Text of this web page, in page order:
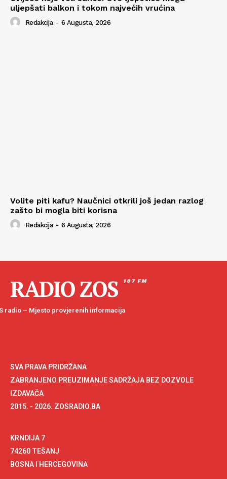
uljepšati balkon i tokom najvećih vrućina
Redakcija - 6 Augusta, 2026
Volite piti kafu? Naučnici otkrili još jedan razlog
zašto bi mogla biti korisna
Redakcija - 6 Augusta, 2026
RADIO ZOS 107 FM
radio – Mjesto provjerenih informacija
SVA PRAVA PRIDRŽANA
ZABRANJENO PREUZIMANJE SADRŽAJA BEZ DOZVOLE
IZDAVAČA
2015. - 2026. ZOSRADIO.BA
KRNDIJA 7
74260 TEŠANJ
BOSNA I HERCEGOVINA